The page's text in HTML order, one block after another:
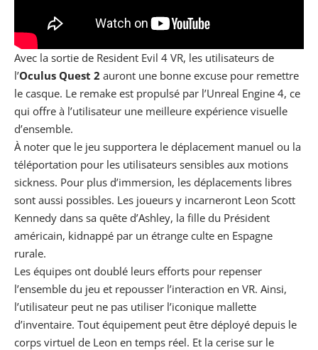
Avec la sortie de Resident Evil 4 VR, les utilisateurs de
l’Oculus Quest 2 auront une bonne excuse pour remettre
le casque. Le remake est propulsé par l’Unreal Engine 4, ce
qui offre à l’utilisateur une meilleure expérience visuelle
d’ensemble.
À noter que le jeu supportera le déplacement manuel ou la
téléportation pour les utilisateurs sensibles aux motions
sickness. Pour plus d’immersion, les déplacements libres
sont aussi possibles. Les joueurs y incarneront Leon Scott
Kennedy dans sa quête d’Ashley, la fille du Président
américain, kidnappé par un étrange culte en Espagne
rurale.
Les équipes ont doublé leurs efforts pour repenser
l’ensemble du jeu et repousser l’interaction en VR. Ainsi,
l’utilisateur peut ne pas utiliser l’iconique mallette
d’inventaire. Tout équipement peut être déployé depuis le
corps virtuel de Leon en temps réel. Et la cerise sur le